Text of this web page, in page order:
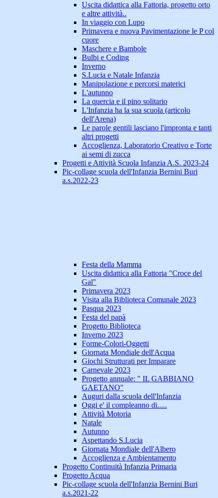
Uscita didattica alla Fattoria, progetto orto
e altre attività..
In viaggio con Lupo
Primavera e nuova Pavimentazione le P col
cuore
Maschere e Bambole
Bulbi e Coding
Inverno
S.Lucia e Natale Infanzia
Manipolazione e percorsi materici
L'autunno
La quercia e il pino solitario
L'Infanzia ha la sua scuola (articolo
dell'Arena)
Le parole gentili lasciano l'impronta e tanti
altri progetti
Accoglienza, Laboratorio Creativo e Torte
ai semi di zucca
Progetti e Attività Scuola Infanzia A.S. 2023-24
Pic-collage scuola dell'Infanzia Bernini Buri
a.s.2022-23
Festa della Mamma
Uscita didattica alla Fattoria "Croce del
Gal"
Primavera 2023
Visita alla Biblioteca Comunale 2023
Pasqua 2023
Festa del papà
Progetto Biblioteca
Inverno 2023
Forme-Colori-Oggetti
Giornata Mondiale dell'Acqua
Giochi Strutturati per Imparare
Carnevale 2023
Progetto annuale: " IL GABBIANO
GAETANO"
Auguri dalla scuola dell'Infanzia
Oggi e' il compleanno di.....
Attività Motoria
Natale
Autunno
Aspettando S.Lucia
Giornata Mondiale dell'Albero
Accoglienza e Ambientamento
Progetto Continuità Infanzia Primaria
Progetto Acqua
Pic-collage scuola dell'Infanzia Bernini Buri
a.s.2021-22